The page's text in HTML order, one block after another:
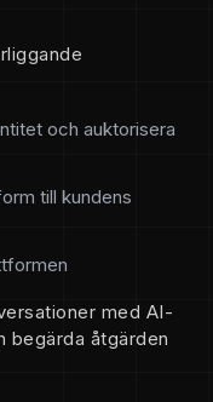
och auktorisera
till kundens
med AI-
begärda åtgärden